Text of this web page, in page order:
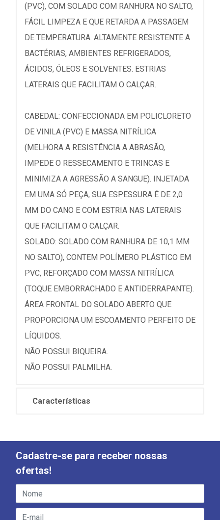
(PVC), COM SOLADO COM RANHURA NO SALTO,
FÁCIL LIMPEZA E QUE RETARDA A PASSAGEM
DE TEMPERATURA. ALTAMENTE RESISTENTE A
BACTÉRIAS, AMBIENTES REFRIGERADOS,
ÁCIDOS, ÓLEOS E SOLVENTES. ESTRIAS
LATERAIS QUE FACILITAM O CALÇAR.
CABEDAL: CONFECCIONADA EM POLICLORETO
DE VINILA (PVC) E MASSA NITRÍLICA
(MELHORA A RESISTÊNCIA A ABRASÃO,
IMPEDE O RESSECAMENTO E TRINCAS E
MINIMIZA A AGRESSÃO A SANGUE). INJETADA
EM UMA SÓ PEÇA, SUA ESPESSURA É DE 2,0
MM DO CANO E COM ESTRIA NAS LATERAIS
QUE FACILITAM O CALÇAR.
SOLADO: SOLADO COM RANHURA DE 10,1 MM
NO SALTO), CONTEM POLÍMERO PLÁSTICO EM
PVC, REFORÇADO COM MASSA NITRÍLICA
(TOQUE EMBORRACHADO E ANTIDERRAPANTE).
ÁREA FRONTAL DO SOLADO ABERTO QUE
PROPORCIONA UM ESCOAMENTO PERFEITO DE
LÍQUIDOS.
NÃO POSSUI BIQUEIRA.
NÃO POSSUI PALMILHA.
Características
Cadastre-se para receber nossas
ofertas!